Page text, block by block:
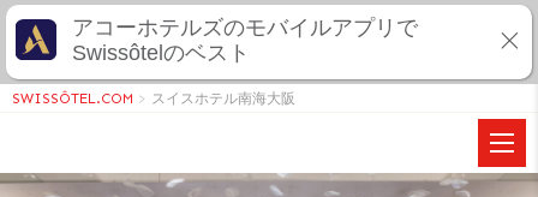
SWISSÔTEL.COM > スイスホテル南海大阪
アコーホテルズのモバイルアプリで
Swissôtelのベスト